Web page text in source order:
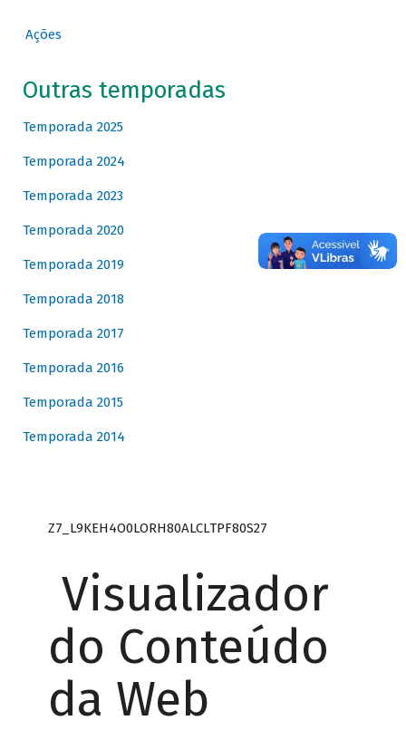
Ações
Outras temporadas
Temporada 2025
Temporada 2024
Temporada 2023
Temporada 2020
Temporada 2019
Temporada 2018
Temporada 2017
Temporada 2016
Temporada 2015
Temporada 2014
Z7_L9KEH4O0LORH80ALCLTPF80S27
Visualizador
do Conteúdo
da Web